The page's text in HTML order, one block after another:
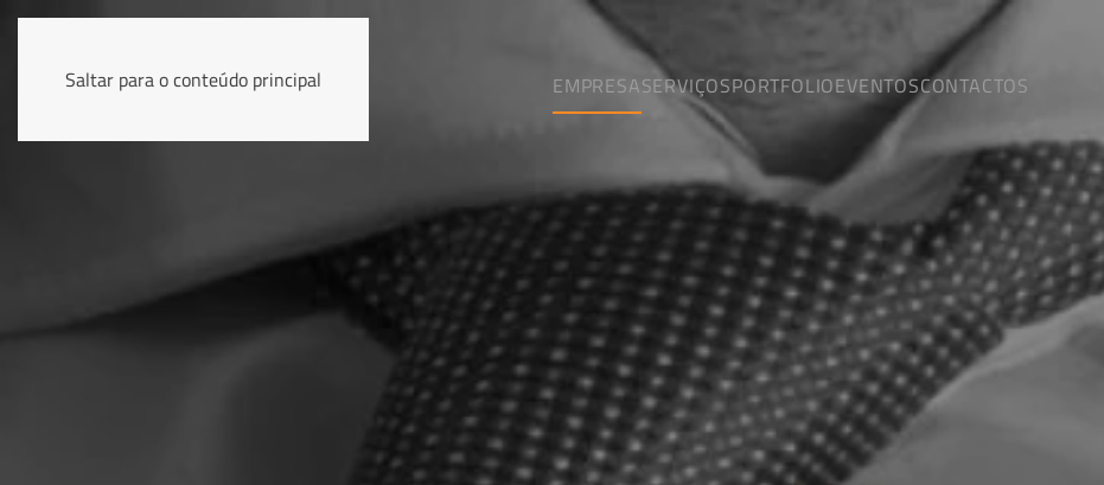
Saltar para o conteúdo principal EMPRESASERVIÇOSPORTFOLIOEVENTOSCONTACTOS